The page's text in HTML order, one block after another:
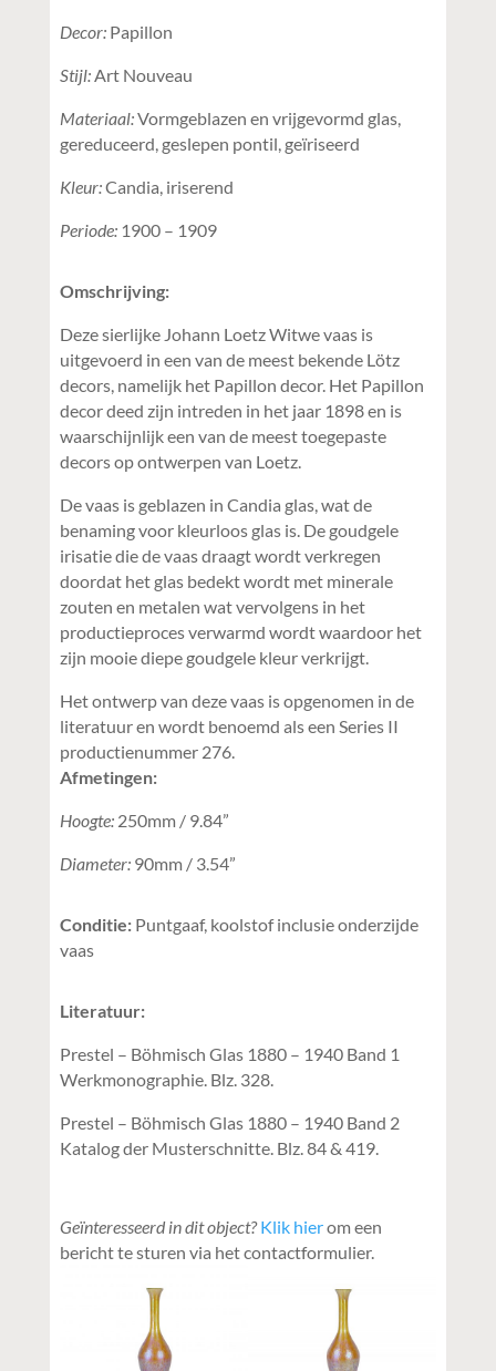
Decor: Papillon
Stijl: Art Nouveau
Materiaal:Vormgeblazen en vrijgevormd glas,
gereduceerd, geslepen pontil, geïriseerd
Kleur:Candia, iriserend
Periode: 1900 – 1909
Omschrijving:
Deze sierlijke Johann Loetz Witwe vaas is
uitgevoerd in een van de meest bekende Lötz
decors, namelijk het Papillon decor. Het Papillon
decor deed zijn intreden in het jaar 1898 en is
waarschijnlijk een van de meest toegepaste
decors op ontwerpen van Loetz.
De vaas is geblazen in Candia glas, wat de
benaming voor kleurloos glas is. De goudgele
irisatie die de vaas draagt wordt verkregen
doordat het glas bedekt wordt met minerale
zouten en metalen wat vervolgens in het
productieproces verwarmd wordt waardoor het
zijn mooie diepe goudgele kleur verkrijgt.
Het ontwerp van deze vaas is opgenomen in de
literatuur en wordt benoemd als een Series II
productienummer 276.
Afmetingen:
Hoogte: 250mm / 9.84”
Diameter:90mm / 3.54”
Conditie:Puntgaaf, koolstof inclusie onderzijde
vaas
Literatuur:
Prestel – Böhmisch Glas 1880 – 1940 Band 1
Werkmonographie. Blz. 328.
Prestel – Böhmisch Glas 1880 – 1940 Band 2
Katalog der Musterschnitte. Blz. 84 & 419.
Geïnteresseerd in dit object? Klik hierom een
bericht te sturen via het contactformulier.